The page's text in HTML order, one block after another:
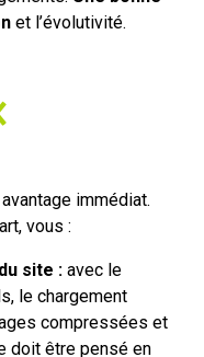
et l’évolutivité.
immédiat.
vous :
site : avec le
le chargement
compressées et
doit être pensé en